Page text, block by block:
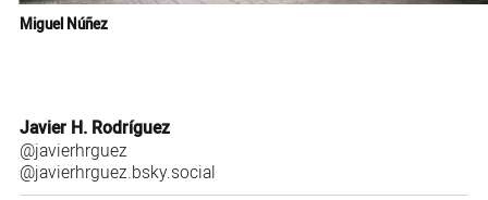
Miguel Núñez
Javier H. Rodríguez
@javierhrguez
@javierhrguez.bsky.social